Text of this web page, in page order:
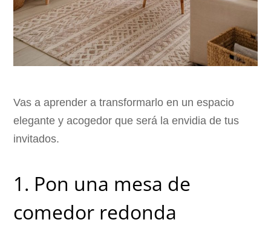
Vas a aprender a transformarlo en un espacio
elegante y acogedor que será la envidia de tus
invitados.
1. Pon una mesa de
comedor redonda